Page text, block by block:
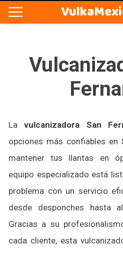
Lavulcanizadora San
opciones más confiables en
mantener tus llantas en
equipo especializado está
problema con un servicio
desde desponches hasta
Gracias a su
cada cliente, esta